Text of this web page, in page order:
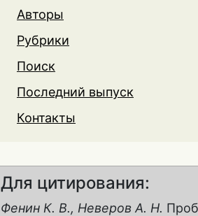
Авторы
Рубрики
Поиск
Последний выпуск
Контакты
Для цитирования:
Фенин К. В., Неверов А. Н.